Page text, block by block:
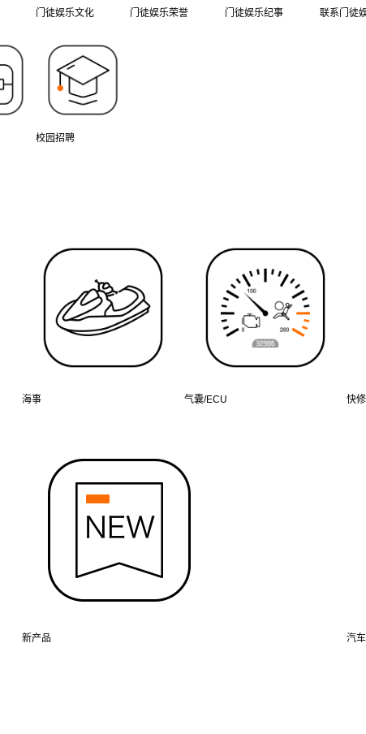
门徒娱乐文化 门徒娱乐荣誉 门徒娱乐纪事
联系门徒
校园招聘
海事 气囊/ECU 快
新产品 汽